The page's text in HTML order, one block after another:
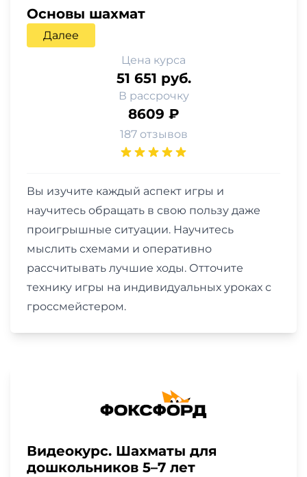
Основы шахмат
Далее
Цена курса
51 651 руб.
В рассрочку
8609 ₽
187 отзывов
Вы изучите каждый аспект игры и
научитесь обращать в свою пользу даже
проигрышные ситуации. Научитесь
мыслить схемами и оперативно
рассчитывать лучшие ходы. Отточите
технику игры на индивидуальных уроках с
гроссмейстером.
Видеокурс. Шахматы для
дошкольников 5–7 лет